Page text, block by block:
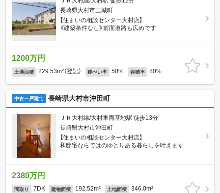
長崎県大村市三城町
【住まいの相談センター大村店】
《建築条件なし》前面道路も広めです
1200万円
土地面積 229.53m²（登記） 建ぺい率 50% 容積率 80%
中古一戸建て 長崎県大村市沖田町
ＪＲ大村線/大村車両基地駅 徒歩13分
長崎県大村市沖田町
【住まいの相談センター大村店】
和邸宅ならではのゆとりある暮らしを叶えます
2380万円
間取り 7DK 建物面積 192.52m² 土地面積 346.0m²